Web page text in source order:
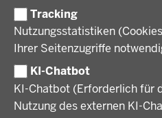
Tracking
Nutzungsstatistiken
Ihrer Seitenzugriffe
KI-Chatbot
KI-Chatbot (Erforderlich für
Nutzung des externen KI-
Stellenangebote
Ausbildung
Volljurist:in
Praktikum
Stellenangebote im Schulbereich
VERFAHREN UND
Amtsblatt
Verfahrensübersichten
PRESSE
Pressemitteilungen
Podcast
© 2026 Bezirksregierung Münster